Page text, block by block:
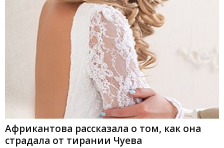
Африкантова рассказала о том, как она
страдала от тирании Чуева